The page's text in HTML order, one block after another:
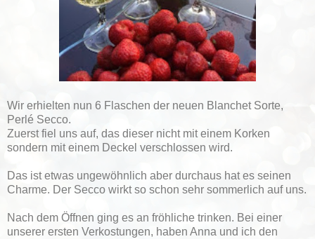
Wir erhielten nun 6 Flaschen der neuen Blanchet Sorte,
Perlé Secco.
Zuerst fiel uns auf, das dieser nicht mit einem Korken
sondern mit einem Deckel verschlossen wird.
Das ist etwas ungewöhnlich aber durchaus hat es seinen
Charme. Der Secco wirkt so schon sehr sommerlich auf uns.
Nach dem Öffnen ging es an fröhliche trinken. Bei einer
unserer ersten Verkostungen, haben Anna und ich den